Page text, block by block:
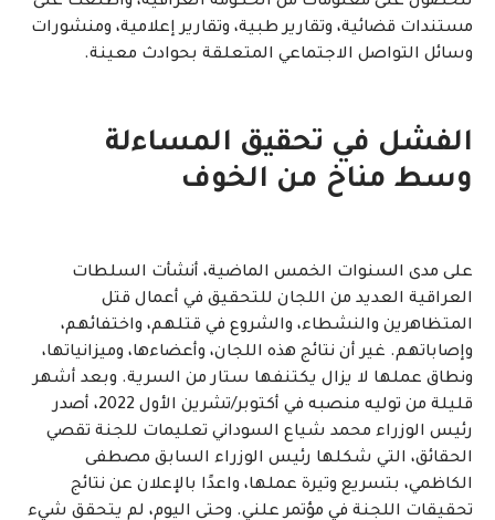
مستندات قضائية، وتقارير طبية، وتقارير إعلامية، ومنشورات
وسائل التواصل الاجتماعي المتعلقة بحوادث معينة.
الفشل في تحقيق المساءلة
وسط مناخ من الخوف
على مدى السنوات الخمس الماضية، أنشأت السلطات
العراقية العديد من اللجان للتحقيق في أعمال قتل
المتظاهرين والنشطاء، والشروع في قتلهم، واختفائهم،
وإصاباتهم. غير أن نتائج هذه اللجان، وأعضاءها، وميزانياتها،
ونطاق عملها لا يزال يكتنفها ستار من السرية. وبعد أشهر
قليلة من توليه منصبه في أكتوبر/تشرين الأول 2022، أصدر
رئيس الوزراء محمد شياع السوداني تعليمات للجنة تقصي
الحقائق، التي شكلها رئيس الوزراء السابق مصطفى
الكاظمي، بتسريع وتيرة عملها، واعدًا بالإعلان عن نتائج
تحقيقات اللجنة في مؤتمر علني. وحتى اليوم، لم يتحقق شيء